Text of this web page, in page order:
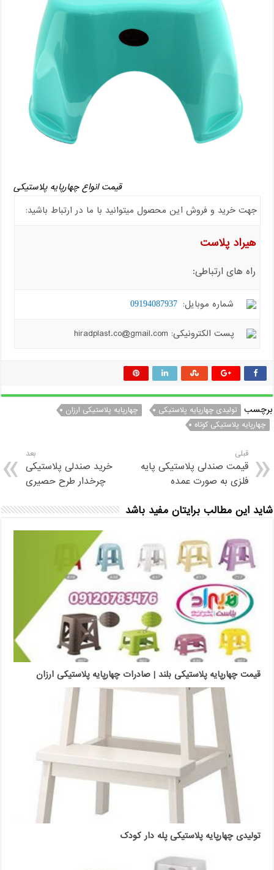
قیمت انواع چهارپایه پلاستیکی
جهت خرید و فروش این محصول میتوانید با ما در ارتباط باشید:
هیراد پلاست
راه های ارتباطی:
شماره موبایل: 09194087937
پست الکترونیکی: hiradplast.co@gmail.com
برچسب تولیدی چهارپایه پلاستیکی
چهارپایه پلاستیکی ارزان
چهارپایه پلاستیکی کوتاه
قبلی
قیمت صندلی پلاستیکی پایه
فلزی به صورت عمده
بعد
خرید صندلی پلاستیکی
چرخدار طرح حصیری
شاید این مطالب برایتان مفید باشد
قیمت چهارپایه پلاستیکی بلند | صادرات چهارپایه پلاستیکی ارزان
تولیدی چهارپایه پلاستیکی پله دار کودک